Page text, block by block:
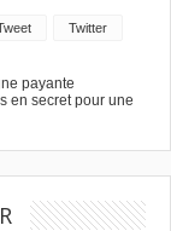
Twitter
payante
en secret pour une